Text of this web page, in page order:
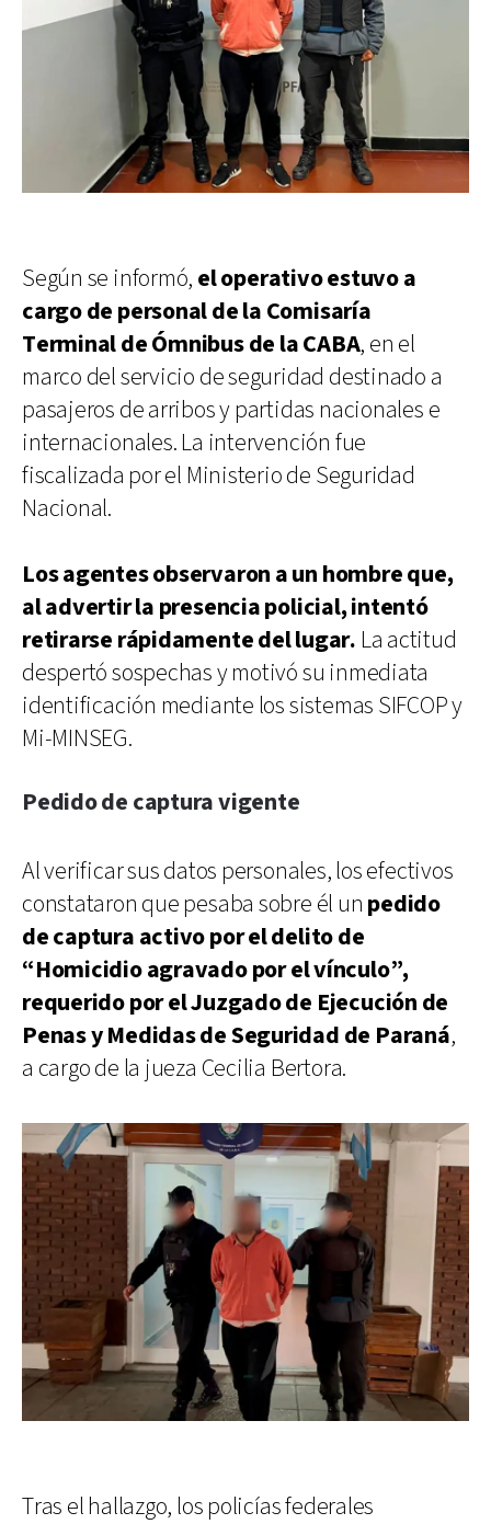
Según se informó, el operativo estuvo a
cargo de personal de la Comisaría
Terminal de Ómnibus de la CABA, en el
marco del servicio de seguridad destinado a
pasajeros de arribos y partidas nacionales e
internacionales. La intervención fue
fiscalizada por el Ministerio de Seguridad
Nacional.
Los agentes observaron a un hombre que,
al advertir la presencia policial, intentó
retirarse rápidamente del lugar. La actitud
despertó sospechas y motivó su inmediata
identificación mediante los sistemas SIFCOP y
Mi-MINSEG.
Pedido de captura vigente
Al verificar sus datos personales, los efectivos
constataron que pesaba sobre él un pedido
de captura activo por el delito de
“Homicidio agravado por el vínculo”,
requerido por el Juzgado de Ejecución de
Penas y Medidas de Seguridad de Paraná,
a cargo de la jueza Cecilia Bertora.
Tras el hallazgo, los policías federales